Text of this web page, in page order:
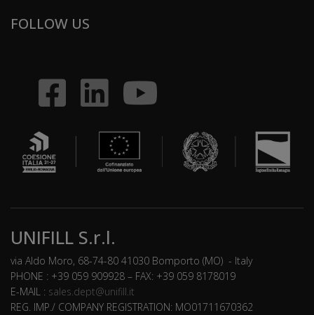
FOLLOW US
UNIFILL S.r.l.
via Aldo Moro, 68-74-80 41030 Bomporto (MO) - Italy
PHONE : +39 059 909928 – FAX: +39 059 8178019
E-MAIL : sales.dept@unifill.it
REG. IMP./ COMPANY REGISTRATION: MO01711670362